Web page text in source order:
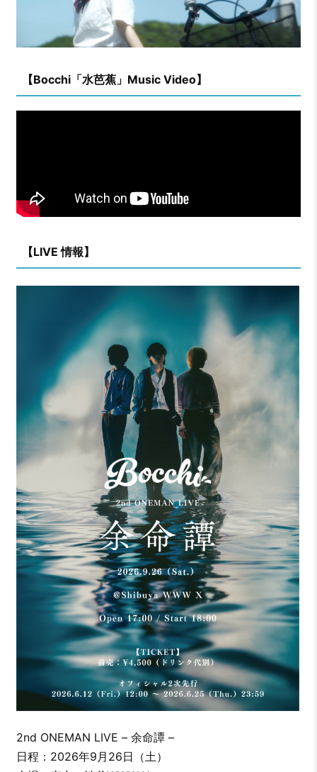
【Bocchi「水芭蕉」Music Video】
【LIVE 情報】
2nd ONEMAN LIVE – 余命譚 –
日程：2026年9月26日（土）